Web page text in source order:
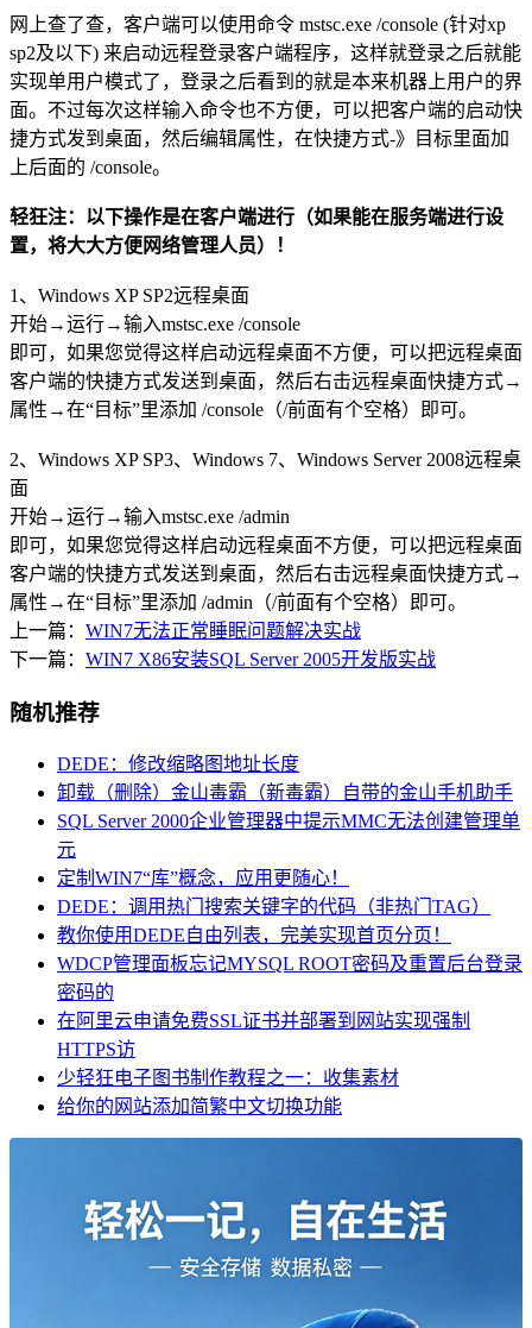
网上查了查，客户端可以使用命令 mstsc.exe /console (针对xp
sp2及以下) 来启动远程登录客户端程序，这样就登录之后就能
实现单用户模式了，登录之后看到的就是本来机器上用户的界
面。不过每次这样输入命令也不方便，可以把客户端的启动快
捷方式发到桌面，然后编辑属性，在快捷方式-》目标里面加
上后面的 /console。
轻狂注：以下操作是在客户端进行（如果能在服务端进行设
置，将大大方便网络管理人员）！
1、Windows XP SP2远程桌面
开始→运行→输入mstsc.exe /console
即可，如果您觉得这样启动远程桌面不方便，可以把远程桌面
客户端的快捷方式发送到桌面，然后右击远程桌面快捷方式→
属性→在“目标”里添加 /console（/前面有个空格）即可。
2、Windows XP SP3、Windows 7、Windows Server 2008远程桌
面
开始→运行→输入mstsc.exe /admin
即可，如果您觉得这样启动远程桌面不方便，可以把远程桌面
客户端的快捷方式发送到桌面，然后右击远程桌面快捷方式→
属性→在“目标”里添加 /admin（/前面有个空格）即可。
上一篇： WIN7无法正常睡眠问题解决实战
下一篇： WIN7 X86安装SQL Server 2005开发版实战
随机推荐
DEDE：修改缩略图地址长度
卸载（删除）金山毒霸（新毒霸）自带的金山手机助手
SQL Server 2000企业管理器中提示MMC无法创建管理单
元
定制WIN7“库”概念，应用更随心！
DEDE：调用热门搜索关键字的代码（非热门TAG）
教你使用DEDE自由列表，完美实现首页分页！
WDCP管理面板忘记MYSQL ROOT密码及重置后台登录
密码的
在阿里云申请免费SSL证书并部署到网站实现强制
HTTPS访
少轻狂电子图书制作教程之一：收集素材
给你的网站添加简繁中文切换功能